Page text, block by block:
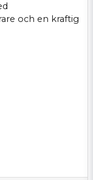
och en kraftig